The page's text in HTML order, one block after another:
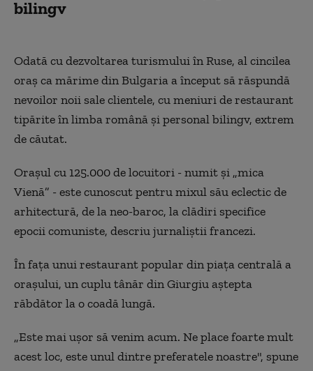
bilingv
Odată cu dezvoltarea turismului în Ruse, al cincilea
oraș ca mărime din Bulgaria a început să răspundă
nevoilor noii sale clientele, cu meniuri de restaurant
tipărite în limba română și personal bilingv, extrem
de căutat.
Orașul cu 125.000 de locuitori - numit și „mica
Vienă” - este cunoscut pentru mixul său eclectic de
arhitectură, de la neo-baroc, la clădiri specifice
epocii comuniste, descriu jurnaliștii francezi.
În fața unui restaurant popular din piața centrală a
orașului, un cuplu tânăr din Giurgiu aștepta
răbdător la o coadă lungă.
„Este mai ușor să venim acum. Ne place foarte mult
acest loc, este unul dintre preferatele noastre", spune